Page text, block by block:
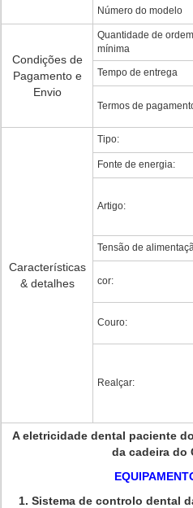
Número do modelo
Condições de
Pagamento e
Envio
Quantidade de ordem
mínima
Tempo de entrega
Termos de
Características
& detalhes
Tipo:
Fonte de energia:
Artigo:
Tensão de
cor:
Couro:
Realçar:
A eletricidade dental paciente
da cadeira do
1. Sistema de controlo dental